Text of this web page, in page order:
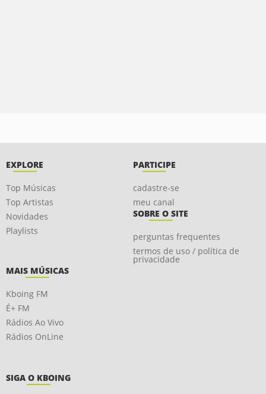
EXPLORE
Top Músicas
Top Artistas
Novidades
Playlists
PARTICIPE
cadastre-se
meu canal
SOBRE O SITE
perguntas frequentes
termos de uso / política de
privacidade
MAIS MÚSICAS
Kboing FM
É+ FM
Rádios Ao Vivo
Rádios OnLine
SIGA O KBOING